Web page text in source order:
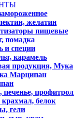
желатин
пищевые
помадка
и специи
карамель
продукция, Мука
Марципан
печенье,
белок
гели